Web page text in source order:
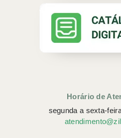
Horário de
segunda a sexta-